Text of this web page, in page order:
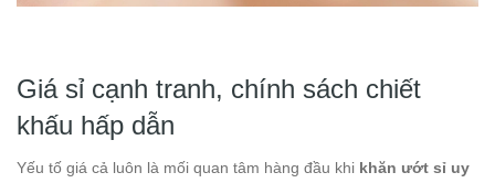
Giá sỉ cạnh tranh, chính sách chiết
khấu hấp dẫn
Yếu tố giá cả luôn là mối quan tâm hàng đầu khi khăn ướt sỉ uy